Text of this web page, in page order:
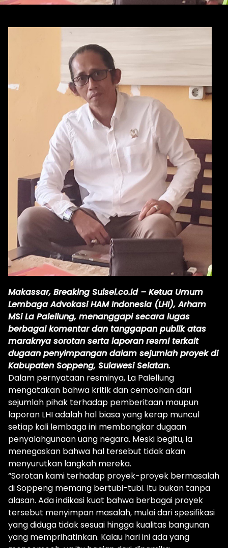
Makassar, Breaking Sulsel.co.id – Ketua Umum
Lembaga Advokasi HAM Indonesia (LHI), Arham
MSi La Palellung, menanggapi secara lugas
berbagai komentar dan tanggapan publik atas
maraknya sorotan serta laporan resmi terkait
dugaan penyimpangan dalam sejumlah proyek di
Kabupaten Soppeng, Sulawesi Selatan.
Dalam pernyataan resminya, La Palellung
mengatakan bahwa kritik dan cemoohan dari
sejumlah pihak terhadap pemberitaan maupun
laporan LHI adalah hal biasa yang kerap muncul
setiap kali lembaga ini membongkar dugaan
penyalahgunaan uang negara. Meski begitu, ia
menegaskan bahwa hal tersebut tidak akan
menyurutkan langkah mereka.
“Sorotan kami terhadap proyek-proyek bermasalah
di Soppeng memang bertubi-tubi. Itu bukan tanpa
alasan. Ada indikasi kuat bahwa berbagai proyek
tersebut menyimpan masalah, mulai dari spesifikasi
yang diduga tidak sesuai hingga kualitas bangunan
yang memprihatinkan. Kalau hari ini ada yang